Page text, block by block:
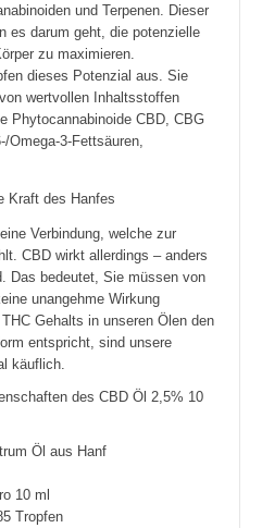
und Terpenen. Dieser
es darum geht, die potenzielle
zu maximieren.
dieses Potenzial aus. Sie
wertvollen Inhaltsstoffen
Phytocannabinoide CBD, CBG
Omega-3-Fettsäuren,
Kraft des Hanfes
Verbindung, welche zur
CBD wirkt allerdings – anders
Das bedeutet, Sie müssen von
unangehme Wirkung
Gehalts in unseren Ölen den
entspricht, sind unsere
käuflich.
des CBD Öl 2,5% 10
Öl aus Hanf
10 ml
Tropfen